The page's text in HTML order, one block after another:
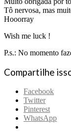
Tô nervosa, mas
Hooorray
Wish me luck !
P.s.: No momento
Compartilhe
Facebook
Twitter
Pinterest
WhatsApp